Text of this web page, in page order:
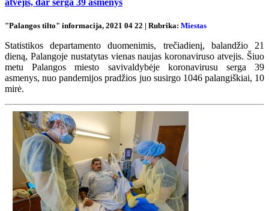
atvejis, dar serga 39 asmenys
"Palangos tilto" informacija, 2021 04 22 | Rubrika: Miestas
Statistikos departamento duomenimis, trečiadienį, balandžio 21
dieną, Palangoje nustatytas vienas naujas koronaviruso atvejis. Šiuo
metu Palangos miesto savivaldybėje koronavirusu serga 39
asmenys, nuo pandemijos pradžios juo susirgo 1046 palangiškiai, 10
mirė.